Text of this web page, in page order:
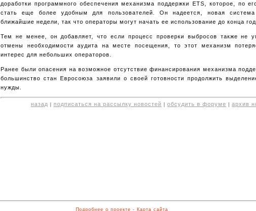
доработки программного обеспечения механизма поддержки ETS, которое, по
стать еще более удобным для пользователей. Он надеется, новая
ближайшие недели, так что операторы могут начать ее использование до конца
Тем не менее, он добавляет, что если процесс проверки выбросов также не
отмены необходимости аудита на месте посещения, то этот механизм
интерес для небольших операторов.
Ранее были опасения на возможное отсутствие финансирования механизма
большинство стан Евросоюза заявили о своей готовности продолжить
нужды.
назад подписаться на рассылку новостей обсудить в форуме архив
Подробнее о проекте - Карта сайта